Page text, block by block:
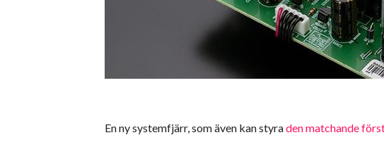
En ny systemfjärr, som även kan styraden matchande